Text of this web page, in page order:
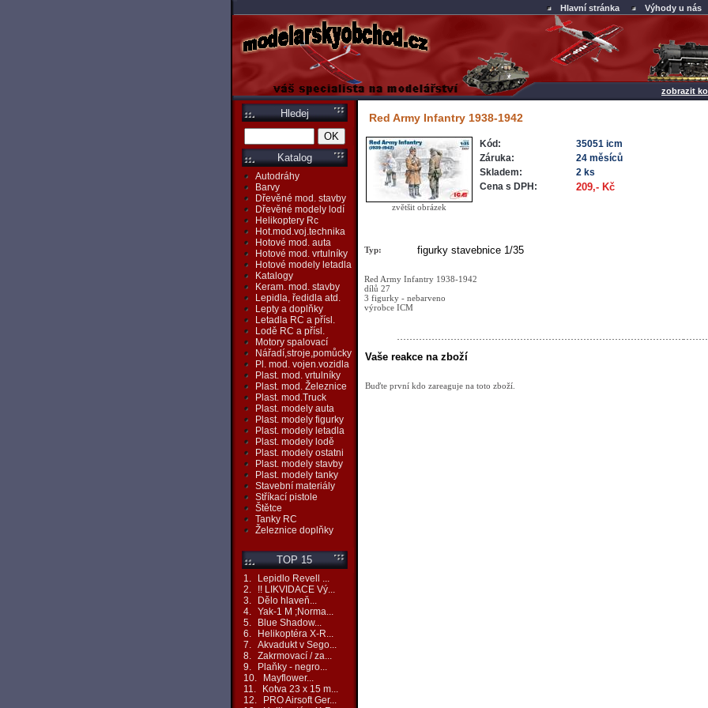
Hlavní stránka Výhody u nás
zobrazit
Hledej
Katalog
Autodráhy
Barvy
Dřevěné mod. stavby
Dřevěné modely lodí
Helikoptery Rc
Hot.mod.voj.technika
Hotové mod. auta
Hotové mod. vrtulníky
Hotové modely letadla
Katalogy
Keram. mod. stavby
Lepidla, ředidla atd.
Lepty a doplňky
Letadla RC a přísl.
Lodě RC a přísl.
Motory spalovací
Nářadí,stroje,pomůcky
Pl. mod. vojen.vozidla
Plast. mod. vrtulníky
Plast. mod. Železnice
Plast. mod.Truck
Plast. modely auta
Plast. modely figurky
Plast. modely letadla
Plast. modely lodě
Plast. modely ostatni
Plast. modely stavby
Plast. modely tanky
Stavební materiály
Stříkací pistole
Štětce
Tanky RC
Železnice doplňky
TOP 15
1.
Lepidlo Revell ...
2.
!! LIKVIDACE Vý...
3.
Dělo hlaveň...
4. Yak-1 M ;Norma...
5.
Blue Shadow...
6.
Helikoptéra X-R...
7. Akvadukt v Sego...
8. Zakrmovací / za...
9.
Plaňky - negro...
10.
Mayflower...
11.
Kotva 23 x 15 m...
12.
PRO Airsoft Ger...
Red Army Infantry 1938-1942
zvětšit obrázek
Kód:
35051 icm
Záruka:
24 měsíců
Skladem:
2 ks
Cena s DPH:
209,- Kč
Typ: figurky stavebnice 1/35
Red Army Infantry 1938-1942
dílů 27
3 figurky - nebarveno
výrobce ICM
Vaše reakce na zboží
Buďte první kdo zareaguje na toto zboží.